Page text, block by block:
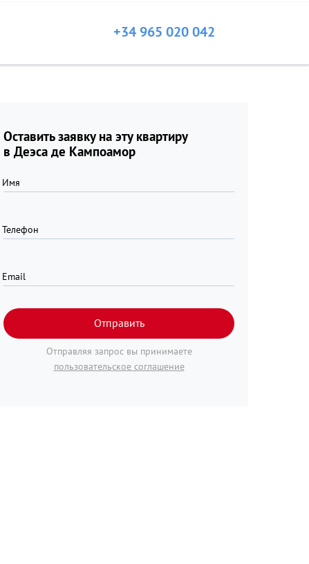
+34 965 020 042
Оставить заявку на эту квартиру
в Деэса де Кампоамор
Имя
Телефон
Email
Отправить
Отправляя запрос вы принимаете
пользовательское соглашение